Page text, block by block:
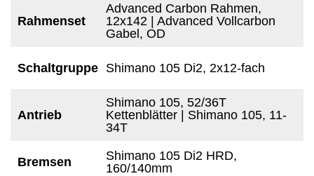
Rahmenset
Advanced Carbon Rahmen,
12x142 | Advanced Vollcarbon
Gabel, OD
Schaltgruppe Shimano 105 Di2, 2x12-fach
Antrieb
Shimano 105, 52/36T
Kettenblätter | Shimano 105, 11-
34T
Bremsen
Shimano 105 Di2 HRD,
160/140mm